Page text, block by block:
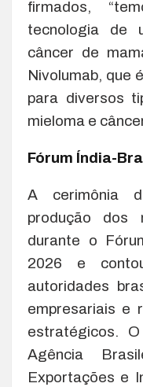
firmados,
tecnologia de
câncer de
Nivolumab, que
para diversos
mieloma e
Fórum Índia-
A cerimônia
produção dos
durante o
2026 e
autoridades
empresariais e
estratégicos.
Agência
Exportações e